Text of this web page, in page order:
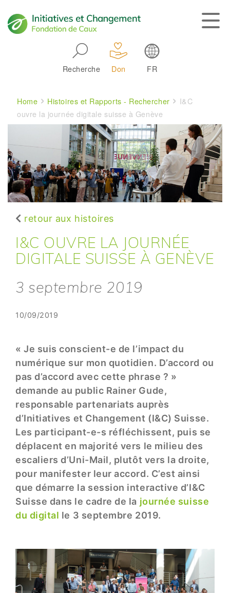
Recherche Don FR
Breadcrumb
Home Histoires et Rapports - Rechercher
I&C
ouvre la journée digitale suisse à Genève
retour aux histoires
I&C OUVRE LA JOURNÉE
DIGITALE SUISSE À GENÈVE
3 septembre 2019
10/09/2019
« Je suis conscient-e de l’impact du
numérique sur mon quotidien. D’accord ou
pas d’accord avec cette phrase ? »
demande au public Rainer Gude,
responsable partenariats auprès
d’Initiatives et Changement (I&C) Suisse.
Les participant-e-s réfléchissent, puis se
déplacent en majorité vers le milieu des
escaliers d’Uni-Mail, plutôt vers la droite,
pour manifester leur accord. C’est ainsi
que démarre la session interactive d’I&C
Suisse dans le cadre de la journée suisse
du digital le 3 septembre 2019.